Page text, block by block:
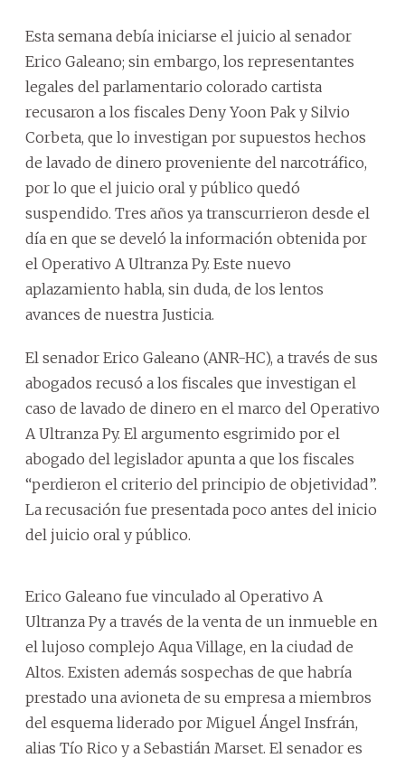
Esta semana debía iniciarse el juicio al senador
Erico Galeano; sin embargo, los representantes
legales del parlamentario colorado cartista
recusaron a los fiscales Deny Yoon Pak y Silvio
Corbeta, que lo investigan por supuestos hechos
de lavado de dinero proveniente del narcotráfico,
por lo que el juicio oral y público quedó
suspendido. Tres años ya transcurrieron desde el
día en que se develó la información obtenida por
el Operativo A Ultranza Py. Este nuevo
aplazamiento habla, sin duda, de los lentos
avances de nuestra Justicia.
El senador Erico Galeano (ANR-HC), a través de sus
abogados recusó a los fiscales que investigan el
caso de lavado de dinero en el marco del Operativo
A Ultranza Py. El argumento esgrimido por el
abogado del legislador apunta a que los fiscales
“perdieron el criterio del principio de objetividad”.
La recusación fue presentada poco antes del inicio
del juicio oral y público.
Erico Galeano fue vinculado al Operativo A
Ultranza Py a través de la venta de un inmueble en
el lujoso complejo Aqua Village, en la ciudad de
Altos. Existen además sospechas de que habría
prestado una avioneta de su empresa a miembros
del esquema liderado por Miguel Ángel Insfrán,
alias Tío Rico y a Sebastián Marset. El senador es